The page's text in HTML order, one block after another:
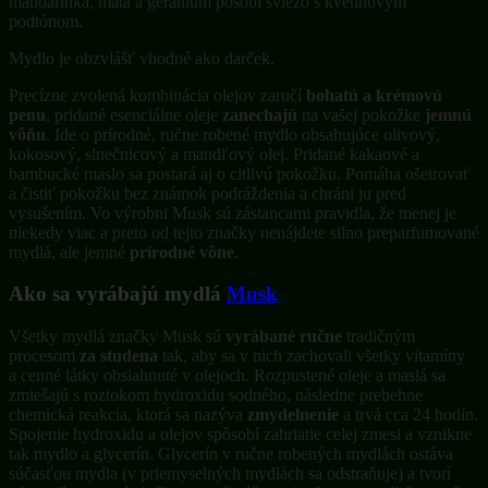
podtónom.
Mydlo je obzvlášť vhodné ako darček.
Precízne zvolená kombinácia olejov zaručí bohatú a krémovú
penu, pridané esenciálne oleje zanechajú na vašej pokožke jemnú
vôňu. Ide o prírodné, ručne robené mydlo obsahujúce olivový,
kokosový, slnečnicový a mandľový olej. Pridané kakaové a
bambucké maslo sa postará aj o citlivú pokožku. Pomáha ošetrovať
a čistiť pokožku bez známok podráždenia a chráni ju pred
vysušením. Vo výrobni Musk sú zástancami pravidla, že menej je
niekedy viac a preto od tejto značky nenájdete silno preparfumované
mydlá, ale jemné prírodné vône.
Ako sa vyrábajú mydlá Musk
Všetky mydlá značky Musk sú vyrábané ručne tradičným
procesom za studena tak, aby sa v nich zachovali všetky vitamíny
a cenné látky obsiahnuté v olejoch. Rozpustené oleje a maslá sa
zmiešajú s roztokom hydroxidu sodného, následne prebehne
chemická reakcia, ktorá sa nazýva zmydelnenie a trvá cca 24 hodín.
Spojenie hydroxidu a olejov spôsobí zahriatie celej zmesi a vznikne
tak mydlo a glycerín. Glycerín v ručne robených mydlách ostáva
súčasťou mydla (v priemyselných mydlách sa odstraňuje) a tvorí